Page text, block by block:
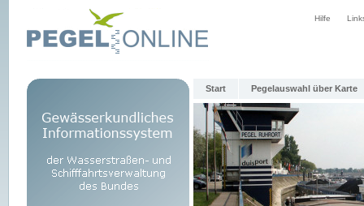
Hilfe
Start Pegelauswahl über Karte